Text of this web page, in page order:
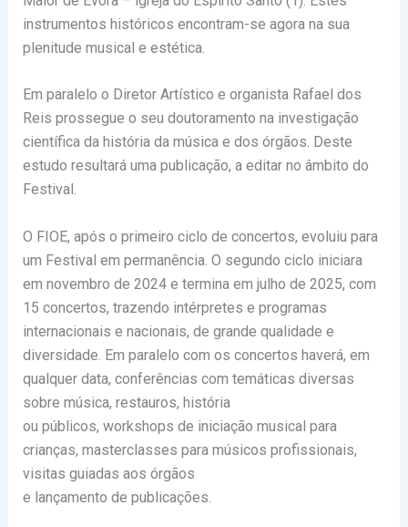
instrumentos históricos encontram-se agora na sua
plenitude musical e estética.
Em paralelo o Diretor Artístico e organista Rafael dos
Reis prossegue o seu doutoramento na investigação
científica da história da música e dos órgãos. Deste
estudo resultará uma publicação, a editar no âmbito do
Festival.
O FIOE, após o primeiro ciclo de concertos, evoluiu para
um Festival em permanência. O segundo ciclo iniciara
em novembro de 2024 e termina em julho de 2025, com
15 concertos, trazendo intérpretes e programas
internacionais e nacionais, de grande qualidade e
diversidade. Em paralelo com os concertos haverá, em
qualquer data, conferências com temáticas diversas
sobre música, restauros, história
ou públicos, workshops de iniciação musical para
crianças, masterclasses para músicos profissionais,
visitas guiadas aos órgãos
e lançamento de publicações.